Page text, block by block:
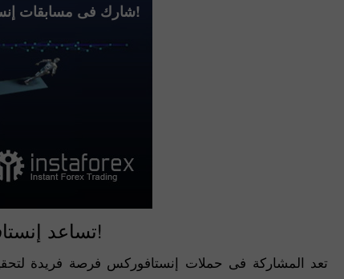
شارك فى مسابقات إنستافوركس!
تساعد إنستافوركس عملائها على تحقيق أحلامهم!
تعد المشاركة فى حملات إنستافوركس فرصة فريدة